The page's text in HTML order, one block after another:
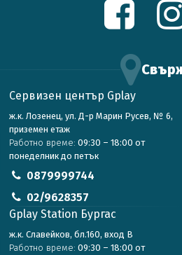
Сервизен център Gplay
ж.к. Лозенец, ул. Д-р Марин Русев, № 6,
приземен етаж
Работно време: 09:30 – 18:00 от
понеделник до петък
0879999744
02/9628357
Gplay Station Бургас
ж.к. Славейков, бл.160, вход В
Работно време: 09:30 – 18:00 от